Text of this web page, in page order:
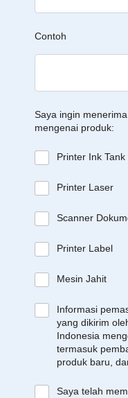
Contoh
Saya ingin
mengenai produk:
Printer Ink Tank
Printer Laser
Scanner
Printer Label
Mesin Jahit
Informasi
yang dikirim
Indonesia
termasuk
produk baru,
Saya telah